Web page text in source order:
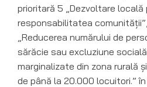
prioritară 5 „Dezvoltare
responsabilitatea
„Reducerea numărului de
sărăcie sau excluziune
marginalizate din zona rurală
de până la 20.000 locuitori.”